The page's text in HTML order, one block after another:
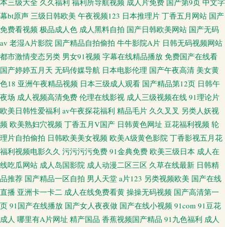
本三级大全 久久福利 福利所导航视频 成人片免费 国产第9页 中文字
幕bt原声 三级日韩欧美 午夜视频123 日本推理片 丁香五月网站 国产
免费看视频 极品成人色 成人黑料自拍 国产日韩欧美网站 国产无码
av 老湿A片影院 国产精品自拍偷拍 牛牛影院A片 日韩无码视频网站
都市激情变态另类 男女91视频 字幕在线精品播放 免费国产在线看
国产婷婷五月天 无码传媒导航 日本电影伦理 国产午夜高清 美女黄
色18 亚洲午夜精品视频 日本三级成人观看 国产精品第12页 日韩午
夜场 成人视频高清免费 伦理在线影视 成人三级视频在线 91理论片
欧美日韩性爱福利 av午夜探花福利 精品毛片 久久叉叉 另类人妖视
频 欧美熟妇穴视频 丁香五月V国产 日韩黄色网址 豆花福利视频 轮
理片自拍偷拍 日韩欧美美女视频 欧美A级黄色影院 丁香影视五月花
福利视频电影久久 污污污污免费 91金典免费 欧美三级日本 成人在
线吃瓜网站 成人岛国影院 成人动漫二区三区 久草在线最新 日韩精
品推荐 国产精品一区自拍 男人天堂 a片123 另类视频欧美 国产在线
直播 亚洲卡一卡二 成人在线免费看黄 操操无码视频 国产高清第一
页 91国产在线播放 国产女人夜夜做 国产在线小视频 91com 91豆花
成人 哪里有A片网址 精产国品 香蕉视频国产精品 91九色福利 成人